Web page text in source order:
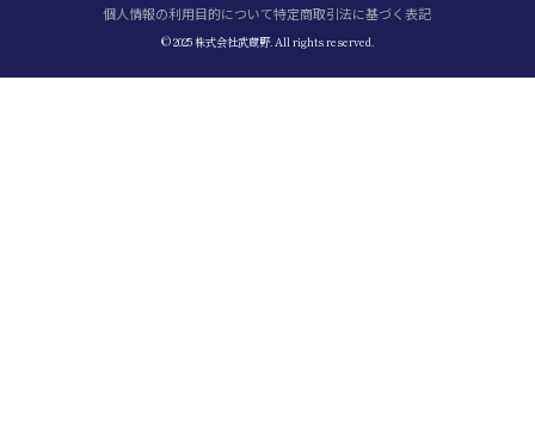
個人情報の利用目的について特定商取引法に基づく表記
© 2025 株式会社武蔵野. All rights reserved.